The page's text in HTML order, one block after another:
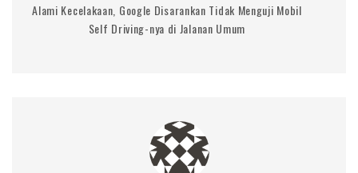
Alami Kecelakaan, Google Disarankan Tidak Menguji Mobil
Self Driving-nya di Jalanan Umum